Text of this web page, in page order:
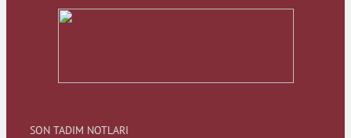
SON TADIM NOTLARI